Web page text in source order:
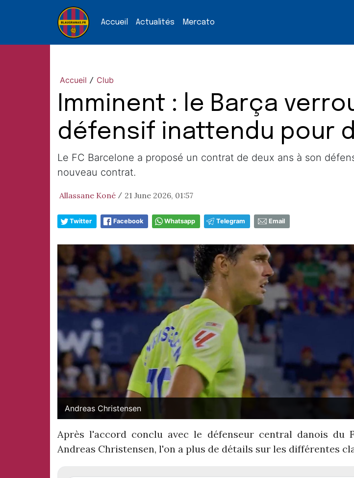
Accueil Actualités Mercato
Accueil / Club
Imminent : le Barça
défensif inattendu pour
Le FC Barcelone a proposé un contrat de deux ans à son
nouveau contrat.
Allassane Koné / 21 June 2026, 01:57
Twitter Facebook Whatsapp Telegram Email
Andreas Christensen
Après l'accord conclu avec le défenseur central danois du
Andreas Christensen, l'on a plus de détails sur les différentes